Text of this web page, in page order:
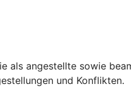
als angestellte sowie
und Konflikten.